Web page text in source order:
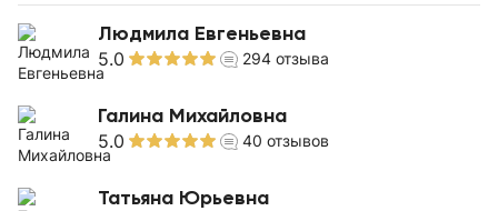
Людмила Евгеньевна
5.0 294 отзыва
Галина Михайловна
5.0 40 отзывов
Татьяна Юрьевна